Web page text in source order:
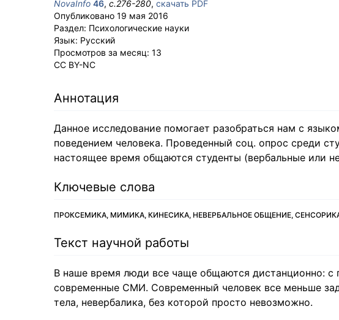
NovaInfo 46, с.276-280, скачать PDF
Опубликовано 19 мая 2016
Раздел: Психологические науки
Язык: Русский
Просмотров за месяц: 13
CC BY-NC
Аннотация
Данное исследование помогает разобраться нам с
поведением человека. Проведенный соц. опрос среди
настоящее время общаются студенты (вербальные или
Ключевые слова
ПРОКСЕМИКА, МИМИКА, КИНЕСИКА, НЕВЕРБАЛЬНОЕ ОБЩЕНИЕ,
Текст научной работы
В наше время люди все чаще общаются дистанционно: с
современные СМИ. Современный человек все меньше
тела, невербалика, без которой просто невозможно.